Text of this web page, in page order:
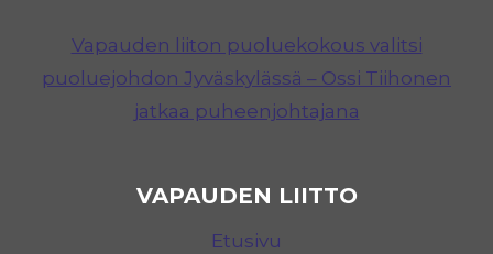
Vapauden liiton puoluekokous valitsi
puoluejohdon Jyväskylässä – Ossi Tiihonen
jatkaa puheenjohtajana
VAPAUDEN LIITTO
Etusivu